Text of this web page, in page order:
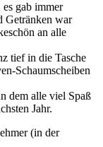
gab immer
Getränken war
an alle
tief in die Tasche
Schaumscheiben
dem alle viel Spaß
Jahr.
(in der